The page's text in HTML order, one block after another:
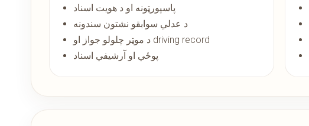
پاسپورټونه او د هویت اسناد
د عدلي سوابقو نشتون سندونه
د موټر چلولو جواز او driving record
پوځي او آرشیفي اسناد